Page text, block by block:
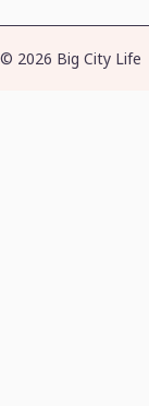
© 2026 Big City Life